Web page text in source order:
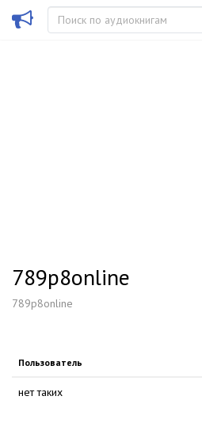
789p8online
789p8online
Пользователь
нет таких